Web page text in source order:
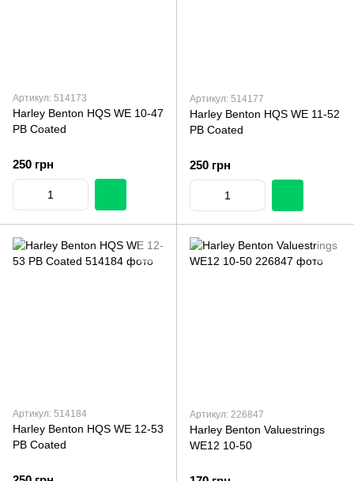
Артикул: 514173
Harley Benton HQS WE 10-47
PB Coated
250 грн
Артикул: 514177
Harley Benton HQS WE 11-52
PB Coated
250 грн
Артикул: 514184
Harley Benton HQS WE 12-53
PB Coated
Артикул: 226847
Harley Benton Valuestrings
WE12 10-50